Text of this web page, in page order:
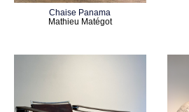
Chaise Panama
Mathieu Matégot